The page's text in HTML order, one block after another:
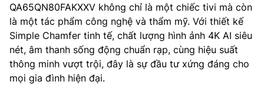
QA65QN80FAKXXV không chỉ là một chiếc tivi mà còn
là một tác phẩm công nghệ và thẩm mỹ. Với thiết kế
Simple Chamfer tinh tế, chất lượng hình ảnh 4K AI siêu
nét, âm thanh sống động chuẩn rạp, cùng hiệu suất
thông minh vượt trội, đây là sự đầu tư xứng đáng cho
mọi gia đình hiện đại.